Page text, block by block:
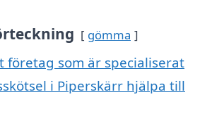
gömma
företag som är specialiserat
i Piperskärr hjälpa till